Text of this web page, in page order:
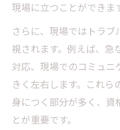
現場に立つことができま
さらに、現場ではトラ
視されます。例えば、急
対応、現場でのコミュ
きく左右します。これ
身につく部分が多く、資
とが重要です。